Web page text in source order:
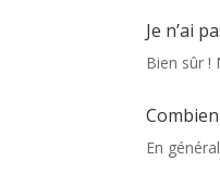
Je n’ai
Bien sûr !
En